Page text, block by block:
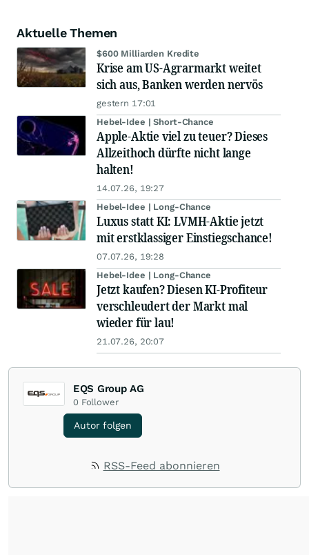
Aktuelle Themen
$600 Milliarden Kredite
Krise am US-Agrarmarkt weitet
sich aus, Banken werden nervös
gestern 17:01
Hebel-Idee | Short-Chance
Apple-Aktie viel zu teuer? Dieses
Allzeithoch dürfte nicht lange
halten!
14.07.26, 19:27
Hebel-Idee | Long-Chance
Luxus statt KI: LVMH-Aktie jetzt
mit erstklassiger Einstiegschance!
07.07.26, 19:28
Hebel-Idee | Long-Chance
Jetzt kaufen? Diesen KI-Profiteur
verschleudert der Markt mal
wieder für lau!
21.07.26, 20:07
EQS Group AG
0 Follower
Autor folgen
RSS-Feed abonnieren